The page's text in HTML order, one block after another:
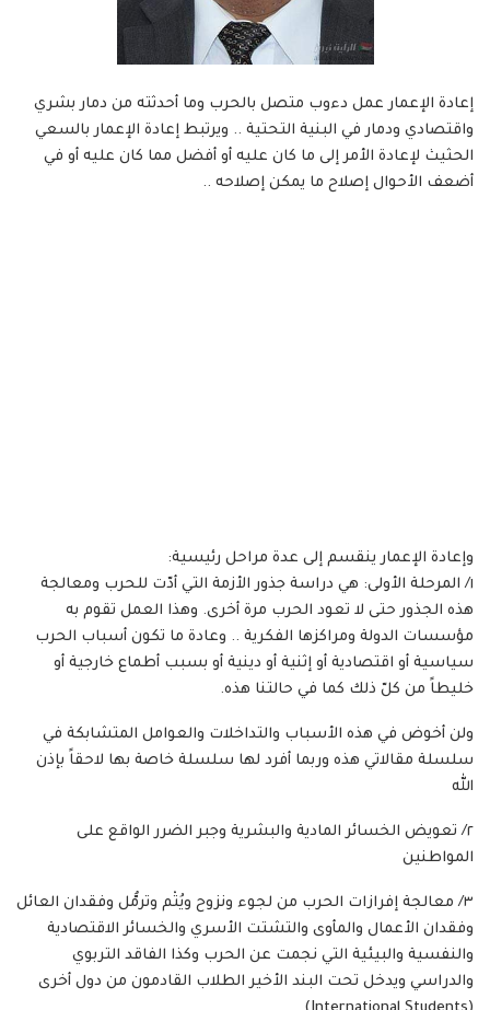
إعادة الإعمار عمل دءوب متصل بالحرب وما أحدثته من دمار بشري
واقتصادي ودمار في البنية التحتية .. ويرتبط إعادة الإعمار بالسعي
الحثيث لإعادة الأمر إلى ما كان عليه أو أفضل مما كان عليه أو في
أضعف الأحوال إصلاح ما يمكن إصلاحه ..
وإعادة الإعمار ينقسم إلى عدة مراحل رئيسية:
١/ المرحلة الأولى: هي دراسة جذور الأزمة التي أدّت للحرب ومعالجة
هذه الجذور حتى لا تعود الحرب مرة أخرى. وهذا العمل تقوم به
مؤسسات الدولة ومراكزها الفكرية .. وعادة ما تكون أسباب الحرب
سياسية أو اقتصادية أو إثنية أو دينية أو بسبب أطماع خارجية أو
خليطاً من كلّ ذلك كما في حالتنا هذه.
ولن أخوض في هذه الأسباب والتداخلات والعوامل المتشابكة في
سلسلة مقالاتي هذه وربما أفرد لها سلسلة خاصة بها لاحقاً بإذن
الله
٢/ تعويض الخسائر المادية والبشرية وجبر الضرر الواقع على
المواطنين
٣/ معالجة إفرازات الحرب من لجوء ونزوح ويُتْم وترمُّل وفقدان العائل
وفقدان الأعمال والمأوى والتشتت الأسري والخسائر الاقتصادية
والنفسية والبيئية التي نجمت عن الحرب وكذا الفاقد التربوي
والدراسي ويدخل تحت البند الأخير الطلاب القادمون من دول أخرى